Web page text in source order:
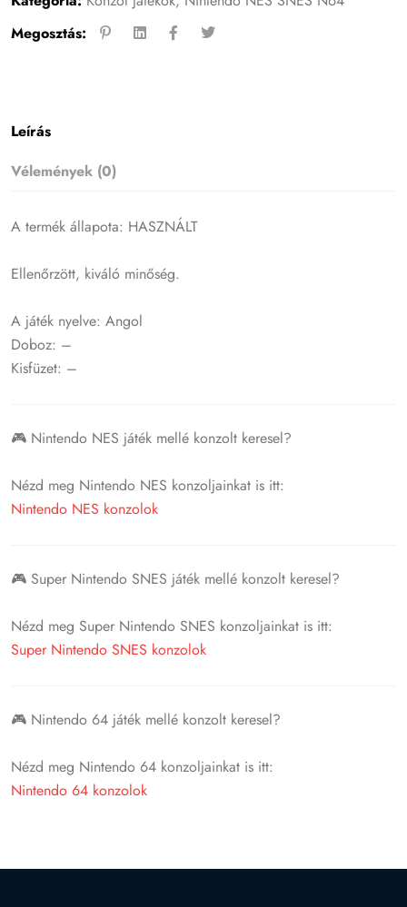
Megosztás:
Leírás
Vélemények (0)
A termék állapota: HASZNÁLT
Ellenőrzött, kiváló minőség.
A játék nyelve: Angol
Doboz: –
Kisfüzet: –
🎮 Nintendo NES játék mellé konzolt keresel?
Nézd meg Nintendo NES konzoljainkat is itt:
Nintendo NES konzolok
🎮 Super Nintendo SNES játék mellé konzolt keresel?
Nézd meg Super Nintendo SNES konzoljainkat is itt:
Super Nintendo SNES konzolok
🎮 Nintendo 64 játék mellé konzolt keresel?
Nézd meg Nintendo 64 konzoljainkat is itt:
Nintendo 64 konzolok